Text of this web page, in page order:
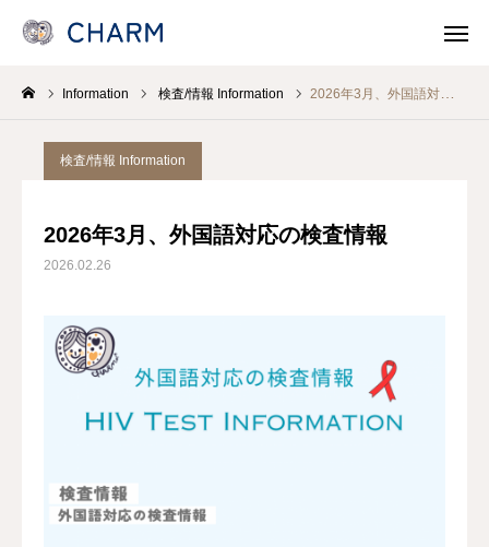
Information 検査/情報 Information 2026年3月、外国語対応の検査情報
検査/情報 Information
2026年3月、外国語対応の検査情報
2026.02.26
News
Telephone Consult
各事業 Program
医療機関・保健所/保健福祉センターのみなさま